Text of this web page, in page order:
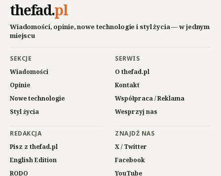
thefad.pl
Wiadomości, opinie, nowe technologie i styl życia — w jednym
miejscu
SEKCJE
Wiadomości
Opinie
Nowe technologie
Styl życia
SERWIS
O thefad.pl
Kontakt
Współpraca / Reklama
Wesprzyj nas
REDAKCJA
Pisz z thefad.pl
English Edition
RODO
ZNAJDŹ NAS
X / Twitter
Facebook
YouTube